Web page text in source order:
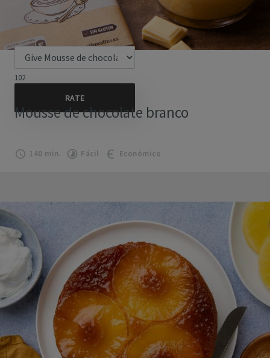
102
Mousse de chocolate branco
140 min. Fácil Económico